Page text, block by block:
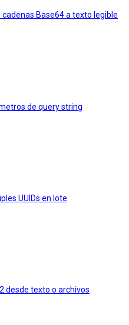
Base64 a texto legible
de query string
UUIDs en lote
desde texto o archivos